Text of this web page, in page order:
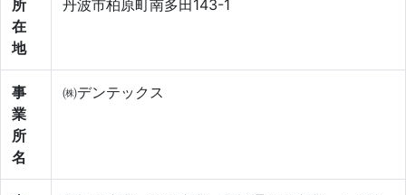
所
在
地
丹波市柏原町南多田143-1
事
業
所
名
㈱デンテックス